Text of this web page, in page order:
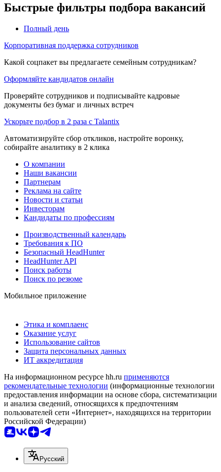
Быстрые фильтры подбора вакансий
Полный день
Корпоративная поддержка сотрудников
Какой соцпакет вы предлагаете семейным сотрудникам?
Оформляйте кандидатов онлайн
Проверяйте сотрудников и подписывайте кадровые
документы без бумаг и личных встреч
Ускорьте подбор в 2 раза с Talantix
Автоматизируйте сбор откликов, настройте воронку,
собирайте аналитику в 2 клика
О компании
Наши вакансии
Партнерам
Реклама на сайте
Новости и статьи
Инвесторам
Кандидаты по профессиям
Производственный календарь
Требования к ПО
Безопасный HeadHunter
HeadHunter API
Поиск работы
Поиск по резюме
Мобильное приложение
Этика и комплаенс
Оказание услуг
Использование сайтов
Защита персональных данных
ИТ аккредитация
На информационном ресурсе hh.ru применяются
рекомендательные технологии (информационные технологии
предоставления информации на основе сбора, систематизации
и анализа сведений, относящихся к предпочтениям
пользователей сети «Интернет», находящихся на территории
Российской Федерации)
Русский